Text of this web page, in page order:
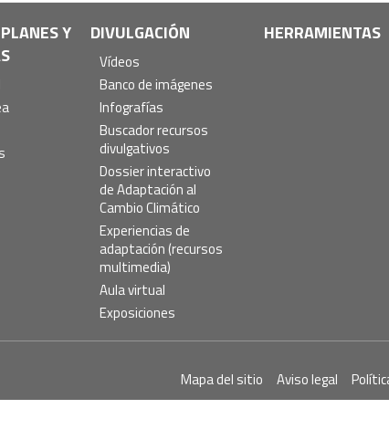
Y
DIVULGACIÓN
Vídeos
Banco de imágenes
Infografías
Buscador recursos
divulgativos
Dossier interactivo
de Adaptación al
Cambio Climático
Experiencias de
adaptación (recursos
multimedia)
Aula virtual
Exposiciones
HERRAMIENTAS
Pie
de
Mapa del sitio Aviso legal